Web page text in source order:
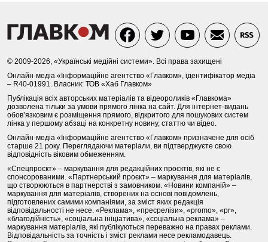
© 2009-2026, «Українські медійні системи». Всі права захищені
Онлайн-медіа «Інформаційне агентство «Главком», ідентифікатор медіа
– R40-01991. Власник: ТОВ «Хаб Главком»
Публікація всіх авторських матеріалів та відеороликів «Главкома»
дозволена тільки за умови прямого лінка на сайт. Для інтернет-видань
обов’язковим є розміщення прямого, відкритого для пошукових систем
лінка у першому абзаці на конкретну новину, статтю чи відео.
Онлайн-медіа «Інформаційне агентство «Главком» призначене для осіб
старше 21 року. Переглядаючи матеріали, ви підтверджуєте свою
відповідність віковим обмеженням.
«Спецпроєкт» – маркування для редакційних проєктів, які не є
спонсорованими. «Партнерський проєкт» – маркування для матеріалів,
що створюються в партнерстві з замовником. «Новини компаній» –
маркування для матеріалів, створених на основі повідомлень,
підготовлених самими компаніями, за зміст яких редакція
відповідальності не несе. «Реклама», «пресрелізи», «promo», «pr»,
«благодійність», «соціальна ініціатива», «соціальна реклама» –
маркування матеріалів, які публікуються переважно на правах реклами.
Відповідальність за точність і зміст реклами несе рекламодавець.